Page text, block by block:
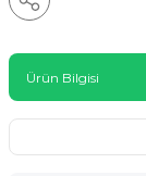
Ürün Bilgisi